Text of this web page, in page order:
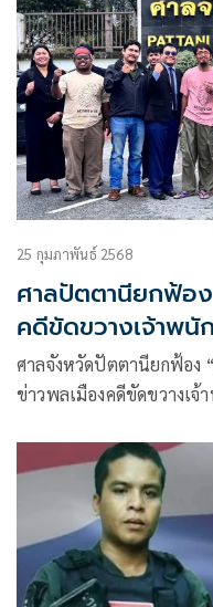
25 กุมภาพันธ์ 2568
ศาลปัตตานียกฟ้อ
คดีขัดขวางเจ้าพนั
ศาลจังหวัดปัตตานียกฟ้อง
ข่าวพลเมืองคดีขัดขวางเ